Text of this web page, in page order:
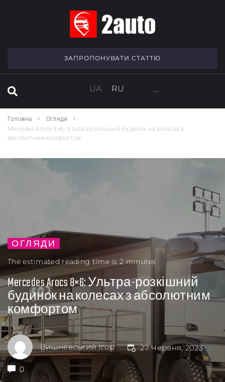
ЗАПРОПОНУВАТИ СТАТТЮ
···
UA RU
Головна
Огляди
Mercedes Arocs 8×6: Ультра-розкішний будинок на колесах з
абсолютним комфортом
ОГЛЯДИ
The estimated reading time is 2 minutes
Mercedes Arocs 8×6: Ультра-розкішний
будинок на колесах з абсолютним
комфортом
Вишневський Ігор 27 Червня, 2023
0
SEARCH THIS WEBSITE